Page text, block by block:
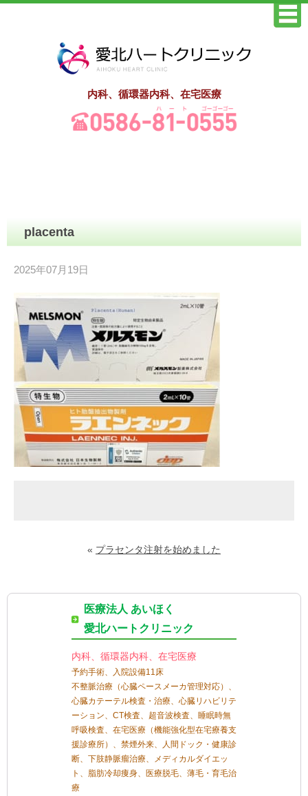
内科、循環器内科、在宅医療
placenta
2025年07月19日
« プラセンタ注射を始めました
医療法人 あいほく
愛北ハートクリニック
内科、循環器内科、在宅医療
予約手術、入院設備11床
不整脈治療（心臓ペースメーカ管理対応）、
心臓カテーテル検査・治療、心臓リハビリテ
ーション、CT検査、超音波検査、睡眠時無
呼吸検査、在宅医療（機能強化型在宅療養支
援診療所）、禁煙外来、人間ドック・健康診
断、下肢静脈瘤治療、メディカルダイエッ
ト、脂肪冷却痩身、医療脱毛、薄毛・育毛治
療